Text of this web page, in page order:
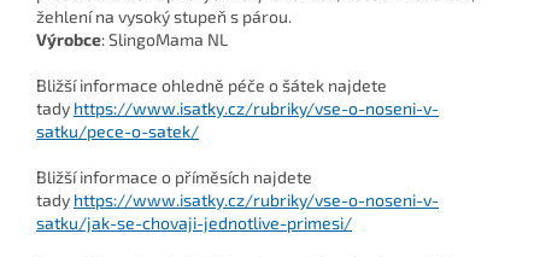
žehlení na vysoký stupeň s párou.
Výrobce: SlingoMama NL
Bližší informace ohledně péče o šátek najdete
tady https://www.isatky.cz/rubriky/vse-o-noseni-v-
satku/pece-o-satek/
Bližší informace o příměsích najdete
tady https://www.isatky.cz/rubriky/vse-o-noseni-v-
satku/jak-se-chovaji-jednotlive-primesi/